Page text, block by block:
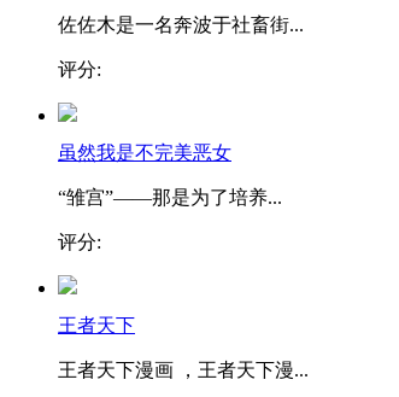
佐佐木是一名奔波于社畜街...
评分:
虽然我是不完美恶女
“雏宫”——那是为了培养...
评分:
王者天下
王者天下漫画 ，王者天下漫...